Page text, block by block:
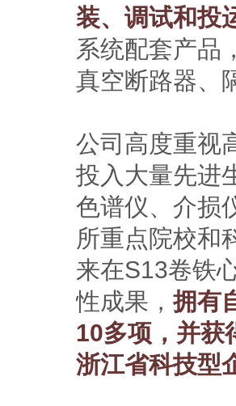
装、调试和投
系统配套产品
真空断路器、
公司高度重视
投入大量先进
色谱仪、介损
所重点院校和
来在S13卷铁
性成果，拥有
10多项，并获
浙江省科技型